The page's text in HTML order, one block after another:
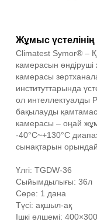
Жұмыс
Climatest Symor® –
камерасын өндіруші
камерасы
институттарында
ол интеллектуалды
бақылауды
камерасы – оңай
-40°C~+130°C
сынақтарын
Үлгі: TGDW-36
Сыйымдылығы: 36л
Сөре: 1 дана
Түсі: ақшыл-ақ
Ішкі өлшемі: